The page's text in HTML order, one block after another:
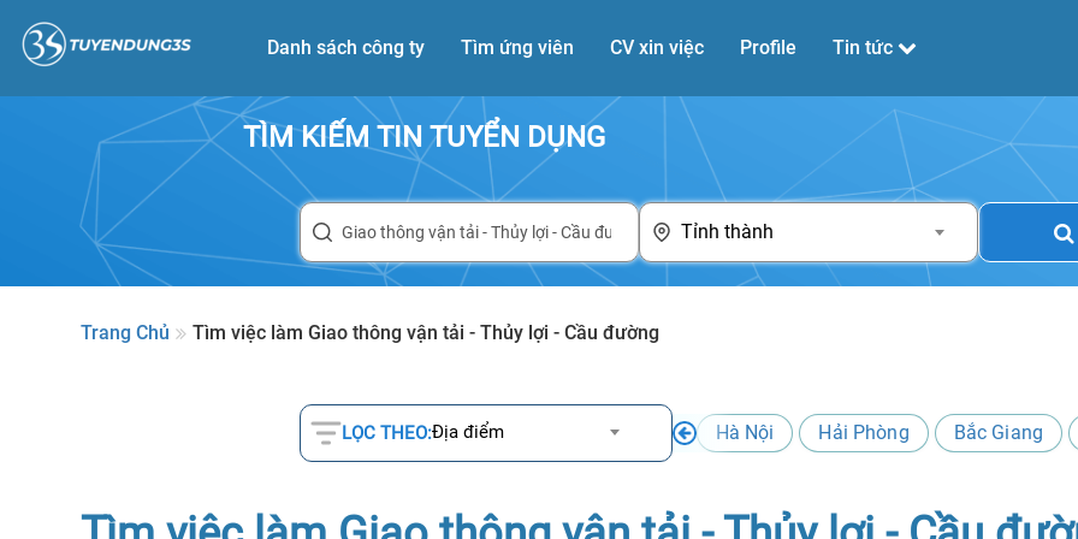
Danh sách công ty Tìm ứng viên CV xin việc Profile Tin tức
TÌM KIẾM TIN TUYỂN DỤNG
Tỉnh thành
Trang Chủ Tìm việc làm Giao thông vận tải - Thủy lợi - Cầu đường
LỌC THEO:Địa điểm Hà Nội Hải Phòng Bắc Giang